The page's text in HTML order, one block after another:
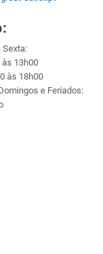
Sexta:
às 13h00
às 18h00
e Feriados: